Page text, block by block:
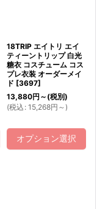
18TRIP エイトリ エイ
ティーントリップ 白光
糖衣 コスチューム コス
プレ衣装 オーダーメイ
ド [3697]
13,880円 ～ (税別)
(税込 : 15,268円 ～)
オプション選択